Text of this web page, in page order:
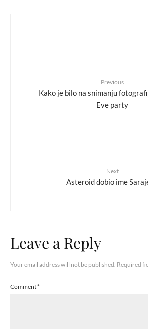
Previous
Kako je bilo na snimanju
Eve party
Next
Asteroid dobio ime
Leave a Reply
Your email address will not be published. Required
Comment*